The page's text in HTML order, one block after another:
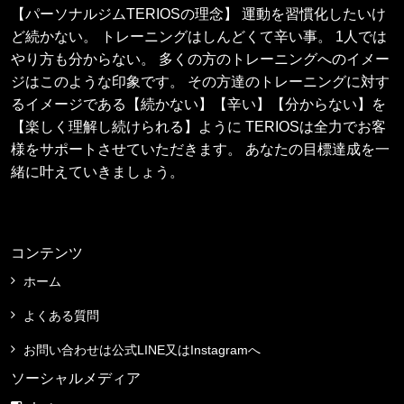
【パーソナルジムTERIOSの理念】 運動を習慣化したいけ
ど続かない。 トレーニングはしんどくて辛い事。 1人では
やり方も分からない。 多くの方のトレーニングへのイメー
ジはこのような印象です。 その方達のトレーニングに対す
るイメージである【続かない】【辛い】【分からない】を
【楽しく理解し続けられる】ように TERIOSは全力でお客
様をサポートさせていただきます。 あなたの目標達成を一
緒に叶えていきましょう。
コンテンツ
ホーム
よくある質問
お問い合わせは公式LINE又はInstagramへ
ソーシャルメディア